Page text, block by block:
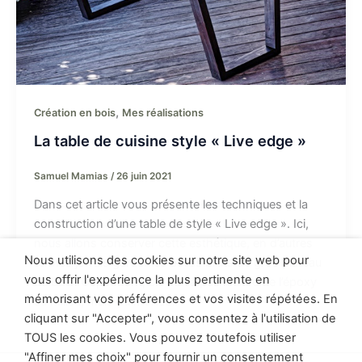
Création en bois, Mes réalisations
La table de cuisine style « Live edge »
Samuel Mamias /26 juin 2021
Dans cet article vous présente les techniques et la
construction d’une table de style « Live edge ». Ici,
nous allons conserver cette esthétique, en d’autres
termes je vais garder les bords bruts de gros plateau
de bois. Cependant, on ne va pas inclure de l’époxy
au milieu, mais du mohabi.
Nous utilisons des cookies sur notre site web pour
vous offrir l'expérience la plus pertinente en
mémorisant vos préférences et vos visites répétées. En
cliquant sur "Accepter", vous consentez à l'utilisation de
TOUS les cookies. Vous pouvez toutefois utiliser
"Affiner mes choix" pour fournir un consentement